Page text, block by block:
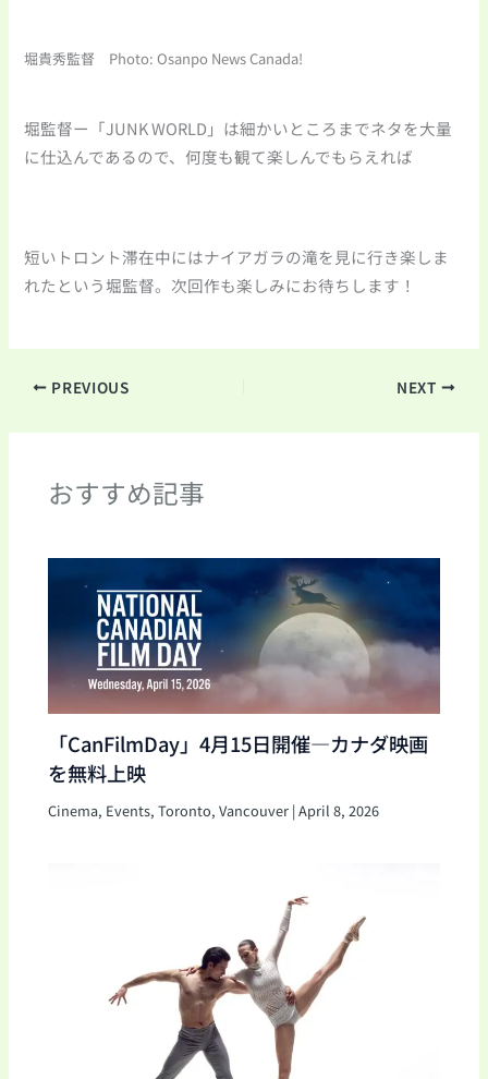
堀貴秀監督 Photo: Osanpo News Canada!
堀監督ー「JUNK WORLD」は細かいところまでネタを大量
に仕込んであるので、何度も観て楽しんでもらえれば
短いトロント滞在中にはナイアガラの滝を見に行き楽しま
れたという堀監督。次回作も楽しみにお待ちします！
PREVIOUS NEXT
おすすめ記事
「CanFilmDay」4月15日開催―カナダ映画
を無料上映
Cinema, Events,Toronto,Vancouver |April 8, 2026